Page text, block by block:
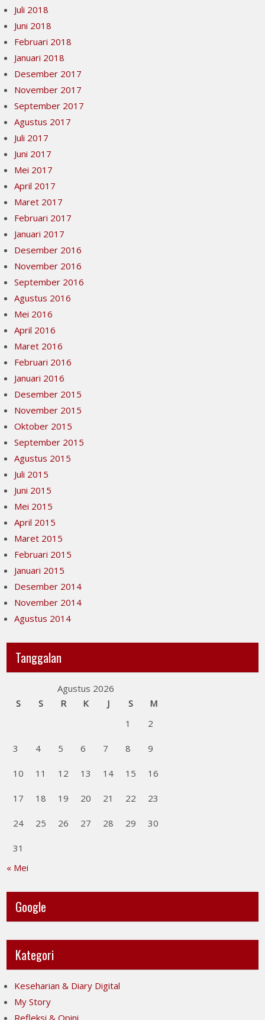
Juli 2018
Juni 2018
Februari 2018
Januari 2018
Desember 2017
November 2017
September 2017
Agustus 2017
Juli 2017
Juni 2017
Mei 2017
April 2017
Maret 2017
Februari 2017
Januari 2017
Desember 2016
November 2016
September 2016
Agustus 2016
Mei 2016
April 2016
Maret 2016
Februari 2016
Januari 2016
Desember 2015
November 2015
Oktober 2015
September 2015
Agustus 2015
Juli 2015
Juni 2015
Mei 2015
April 2015
Maret 2015
Februari 2015
Januari 2015
Desember 2014
November 2014
Agustus 2014
Tanggalan
Agustus 2026
S
S R K J S
M
1
2
3 4 5 6 7 8 9
10 11 12 13 14 15 16
17 18 19 20 21 22 23
24 25 26 27 28 29 30
31
« Mei
Google
Kategori
Keseharian & Diary Digital
My Story
Refleksi & Opini